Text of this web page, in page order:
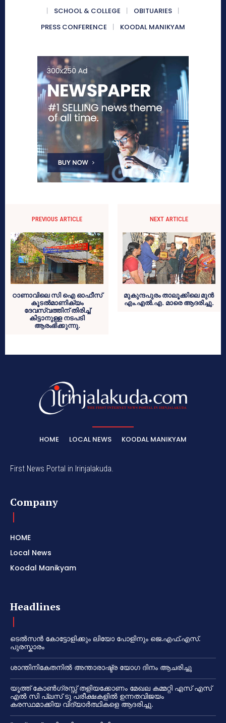
SCHOOL & COLLEGE
OBITUARIES
PRESS CONFERENCE
KOODAL MANIKYAM
PREVIOUS ARTICLE
ഠാണാവിലെ സി ഐ ഓഫീസ്
കൂടല്‍മാണിക്യം
ദേവസ്വത്തിന് തിരിച്ച്
കിട്ടാനുള്ള നടപടി
ആരംഭിക്കുന്നു.
NEXT ARTICLE
മുകുന്ദപുരം താലൂക്കിലെ മുന്‍
എം.എല്‍.എ. മാരെ ആദരിച്ചു.
HOME LOCAL NEWS KOODAL MANIKYAM
First News Portal in Irinjalakuda.
Company
HOME
Local News
Koodal Manikyam
Headlines
ടെൽസൻ കോട്ടോളിക്കും ലിയോ പോളിനും ജെ.എഫ്.എസ്.
പുരസ്കാരം
ശാന്തിനികേതനിൽ അന്താരാഷ്ട്ര യോഗ ദിനം ആചരിച്ചു
യൂത്ത് കോൺഗ്രസ്സ് തളിയക്കോണം മേഖല കമ്മറ്റി എസ് എസ്
എൽ സി പ്ലസ് ടു പരീക്ഷകളിൽ ഉന്നതവിജയം
കരസ്ഥമാക്കിയ വിദ്യാർത്ഥികളെ ആദരിച്ചു.